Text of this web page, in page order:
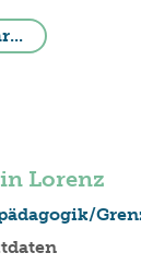
Lorenz